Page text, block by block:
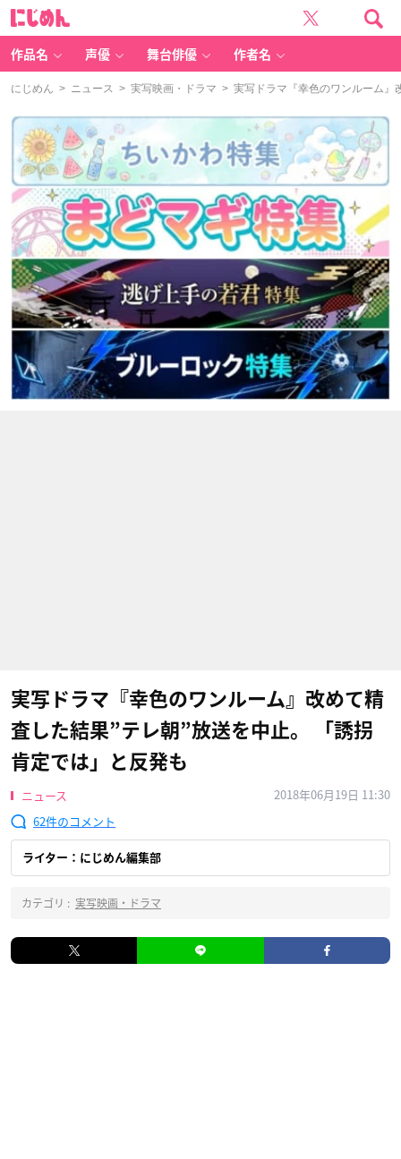
作品名 声優 舞台俳優 作者名
にじめん > ニュース > 実写映画・ドラマ > 実写ドラマ『幸色のワンルーム』
実写ドラマ『幸色のワンルーム』改めて精
査した結果”テレ朝”放送を中止。 「誘拐
肯定では」と反発も
ニュース
2018年06月19日 11:30
62
ライター：にじめん編集部
カテゴリ : 実写映画・ドラマ